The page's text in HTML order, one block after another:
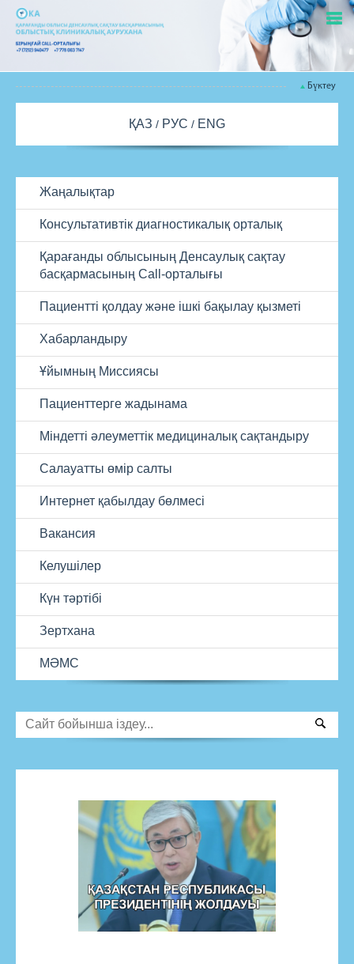
Бүктеу
ҚАЗ РУС ENG
Жаңалықтар
Консультативтік диагностикалық орталық
Қарағанды облысының Денсаулық сақтау
басқармасының Call-орталығы
Пациентті қолдау және ішкі бақылау қызметі
Хабарландыру
Ұйымның Миссиясы
Пациенттерге жадынама
Міндетті әлеуметтік медициналық сақтандыру
Салауатты өмір салты
Интернет қабылдау бөлмесі
Вакансия
Келушілер
Күн тәртібі
Зертхана
МӘМС